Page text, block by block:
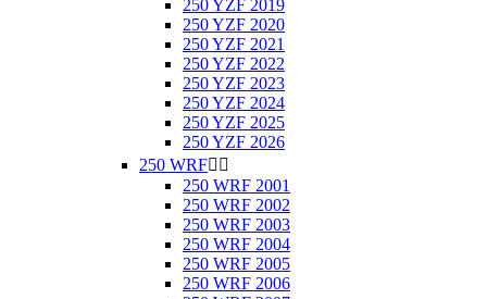
250 YZF 2019
250 YZF 2020
250 YZF 2021
250 YZF 2022
250 YZF 2023
250 YZF 2024
250 YZF 2025
250 YZF 2026
250 WRF 
250 WRF 2001
250 WRF 2002
250 WRF 2003
250 WRF 2004
250 WRF 2005
250 WRF 2006